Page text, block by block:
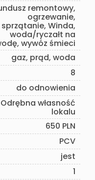
remontowy,
ogrzewanie,
sprzątanie, Winda,
woda/ryczałt na
wywóz śmieci
gaz, prąd, woda
8
do odnowienia
Odrębna własność
lokalu
650 PLN
PCV
jest
1